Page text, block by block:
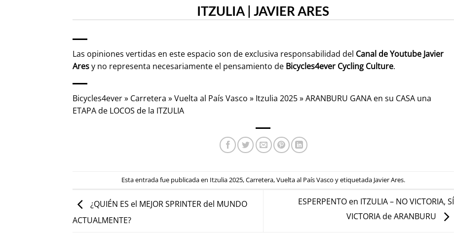
ITZULIA | JAVIER ARES
Las opiniones vertidas en este espacio son de exclusiva responsabilidad del Canal de Youtube Javier
Aresy no representa necesariamente el pensamiento de Bicycles4ever Cycling Culture.
Bicycles4ever» Carretera »Vuelta al País Vasco » Itzulia 2025»ARANBURU GANA en su CASA una
ETAPA de LOCOS de la ITZULIA
Esta entrada fue publicada en Itzulia 2025,Carretera,Vuelta al País Vasco y etiquetada Javier Ares.
¿QUIÉN ES el MEJOR SPRINTER del MUNDO
ACTUALMENTE?
ESPERPENTO en ITZULIA – NO VICTORIA, SÍ
VICTORIA de ARANBURU